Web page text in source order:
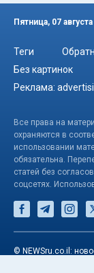
Пятница, 07
Теги
Без картинок
Реклама:
Все права на
охраняются в
использовании
обязательна.
статей без
соцсетях.
© NEWSru.co.il: